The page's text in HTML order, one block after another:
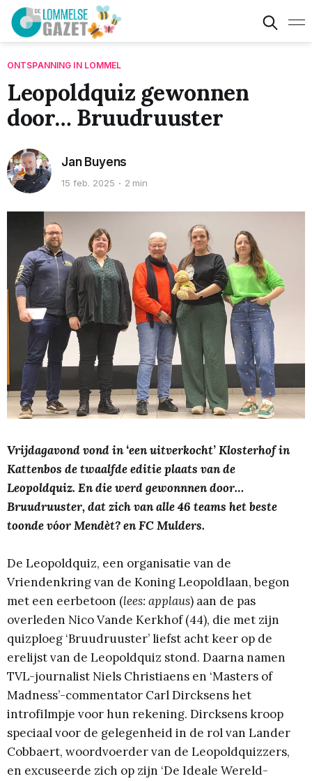
ONTSPANNING IN LOMMEL
Leopoldquiz gewonnen
door… Bruudruuster
Jan Buyens
15 feb. 2025 2 min
Vrijdagavond vond in ‘een uitverkocht’ Klosterhof in
Kattenbos de twaalfde editie plaats van de
Leopoldquiz. En die werd gewonnnen door…
Bruudruuster, dat zich van alle 46 teams het beste
toonde vóor Mendèt? en FC Mulders.
De Leopoldquiz, een organisatie van de
Vriendenkring van de Koning Leopoldlaan, begon
met een eerbetoon (lees: applaus) aan de pas
overleden Nico Vande Kerkhof (44), die met zijn
quizploeg ‘Bruudruuster’ liefst acht keer op de
erelijst van de Leopoldquiz stond. Daarna namen
TVL-journalist Niels Christiaens en ‘Masters of
Madness’-commentator Carl Dircksens het
introfilmpje voor hun rekening. Dircksens kroop
speciaal voor de gelegenheid in de rol van Lander
Cobbaert, woordvoerder van de Leopoldquizzers,
en excuseerde zich op zijn ‘De Ideale Wereld-